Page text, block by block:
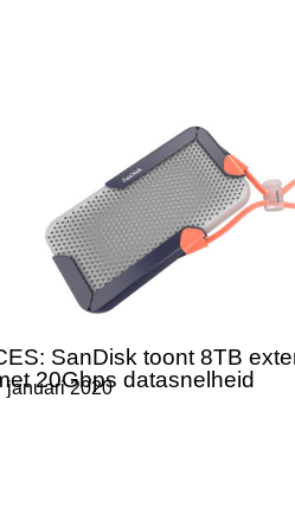
SanDisk toont 8TB
20Gbps datasnelheid
januari 2020